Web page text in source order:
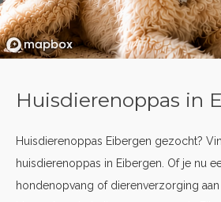
Huisdierenoppas in
Huisdierenoppas Eibergen gezocht?
huisdierenoppas in Eibergen. Of je nu
hondenopvang of dierenverzorging